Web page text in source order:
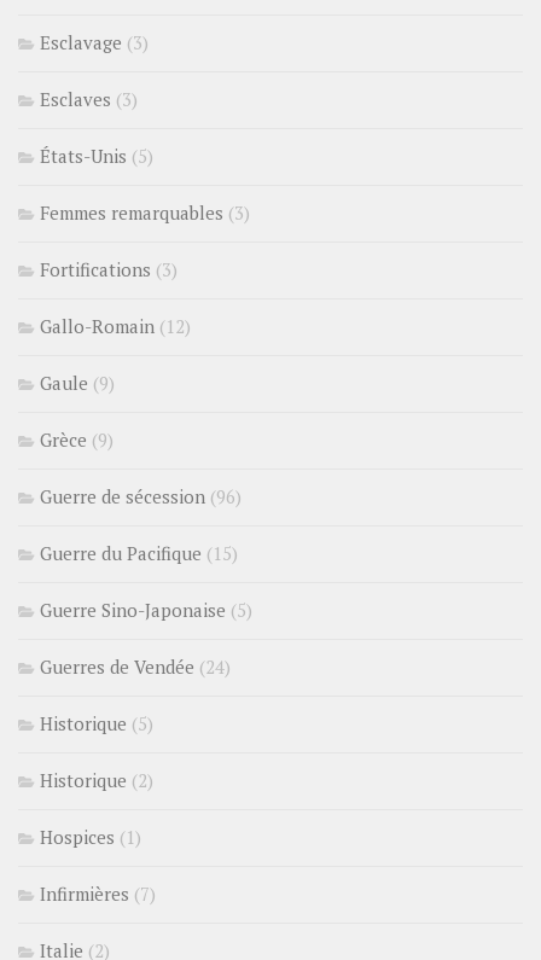
Esclavage (3)
Esclaves (3)
États-Unis (5)
Femmes remarquables (3)
Fortifications (3)
Gallo-Romain (12)
Gaule (9)
Grèce (9)
Guerre de sécession (96)
Guerre du Pacifique (15)
Guerre Sino-Japonaise (5)
Guerres de Vendée (24)
Historique (5)
Historique (2)
Hospices (1)
Infirmières (7)
Italie (2)